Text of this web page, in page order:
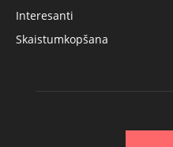
Interesanti
Skaistumkopšana